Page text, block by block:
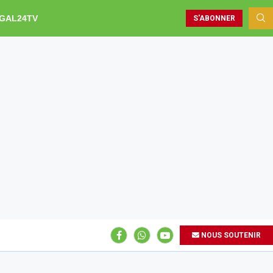
S'ABONNER
NOUS SOUTENIR